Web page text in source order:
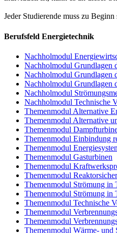
Jeder Studierende muss zu
Berufsfeld Energietechnik
Nachholmodul
Nachholmodul Grundlagen
Nachholmodul Grundlagen
Nachholmodul Grundlagen
Nachholmodul
Nachholmodul Technische
Themenmodul Alternative
Themenmodul Alternative
Themenmodul
Themenmodul Einbindung
Themenmodul
Themenmodul Gasturbinen
Themenmodul
Themenmodul
Themenmodul Strömung in
Themenmodul Strömung in
Themenmodul Technische
Themenmodul
Themenmodul
Themenmodul Wärme- und